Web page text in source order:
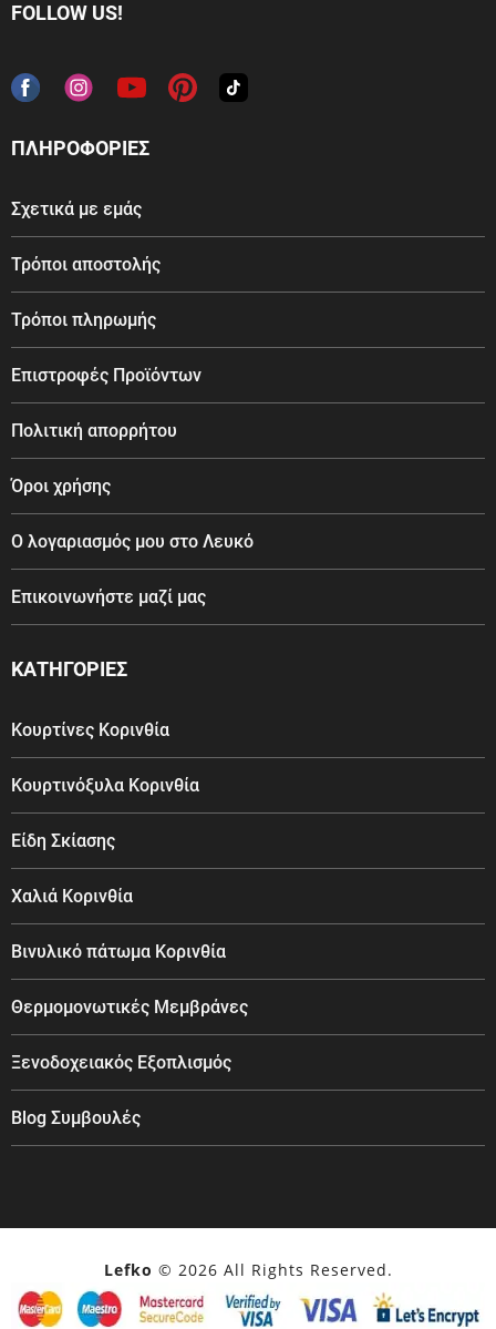
FOLLOW US!
ΠΛΗΡΟΦΟΡΙΕΣ
Σχετικά με εμάς
Τρόποι αποστολής
Τρόποι πληρωμής
Επιστροφές Προϊόντων
Πολιτική απορρήτου
Όροι χρήσης
Ο λογαριασμός μου στο Λευκό
Επικοινωνήστε μαζί μας
ΚΑΤΗΓΟΡΙΕΣ
Κουρτίνες Κορινθία
Κουρτινόξυλα Κορινθία
Είδη Σκίασης
Χαλιά Κορινθία
Βινυλικό πάτωμα Κορινθία
Θερμομονωτικές Μεμβράνες
Ξενοδοχειακός Εξοπλισμός
Blog Συμβουλές
Lefko © 2026 All Rights Reserved.